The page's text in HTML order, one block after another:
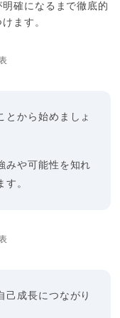
確になるまで徹底的
ます。
とから始めましょ
みや可能性を知れ
す。
己成長につながり